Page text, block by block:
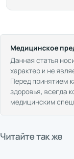
Медицинское
Данная статья
характер и не
Перед принятием
здоровья, всегда
медицинским
Читайте так же
консультации с
Заболели в отпуске в